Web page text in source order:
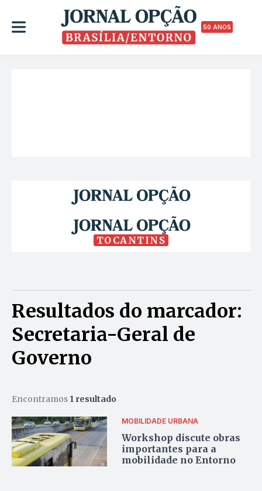
50 ANOS
TOCANTINS
Resultados do marcador:
Secretaria-Geral de
Governo
Encontramos 1 resultado
MOBILIDADE URBANA
Workshop discute obras
importantes para a
mobilidade no Entorno